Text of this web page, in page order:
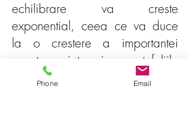
echilibrare va creste
exponential, ceea ce va duce
la o crestere a importantei
aceste piete in portofoliile
participantilor la piata.
Phone Email